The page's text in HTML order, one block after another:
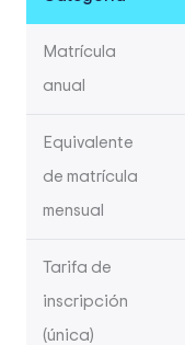
Matrícula
anual
Equivalente
de matrícula
mensual
Tarifa de
inscripción
(única)